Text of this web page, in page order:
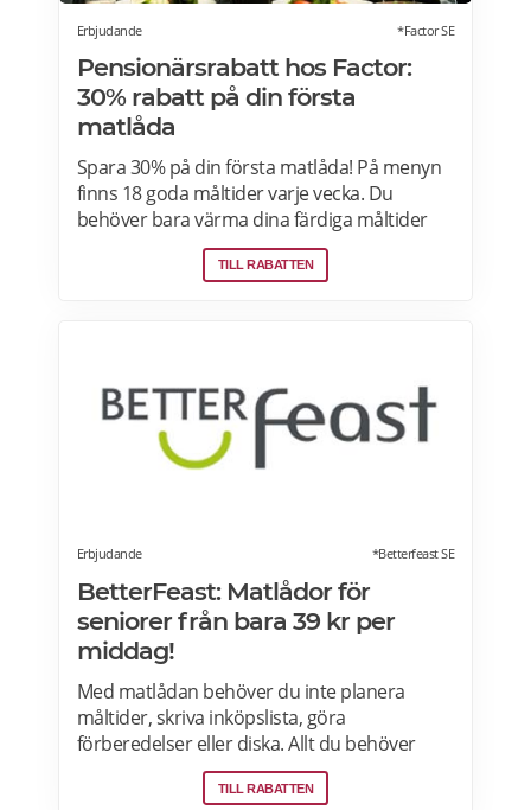
Erbjudande *Factor SE
Pensionärsrabatt hos Factor:
30% rabatt på din första
matlåda
Spara 30% på din första matlåda! På menyn
finns 18 goda måltider varje vecka. Du
behöver bara värma dina färdiga måltider
från Factor Meals. Med Factor har du alltid
full kontroll. Du väljer vilka måltider du vill ha.
TILL RABATTEN
Erbjudande *Betterfeast SE
BetterFeast: Matlådor för
seniorer från bara 39 kr per
middag!
Med matlådan behöver du inte planera
måltider, skriva inköpslista, göra
förberedelser eller diska. Allt du behöver
göra är att värma maten och så är det
färdigt för servering! Betterfeast handlar,
TILL RABATTEN